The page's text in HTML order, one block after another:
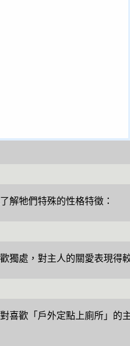
解牠們特殊的性格特徵：
獨處，對主人的關愛表現得
喜歡「戶外定點上廁所」的